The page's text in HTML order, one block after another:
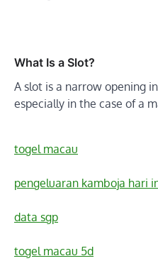
What Is a Slot?
A slot is a narrow opening
especially in the case of a
togel macau
pengeluaran kamboja hari
data sgp
togel macau 5d